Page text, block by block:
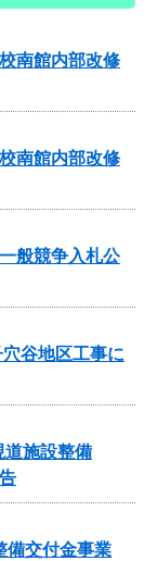
南館内部改修
南館内部改修
般競争入札公
谷地区工事に
施設整備
備交付金事業